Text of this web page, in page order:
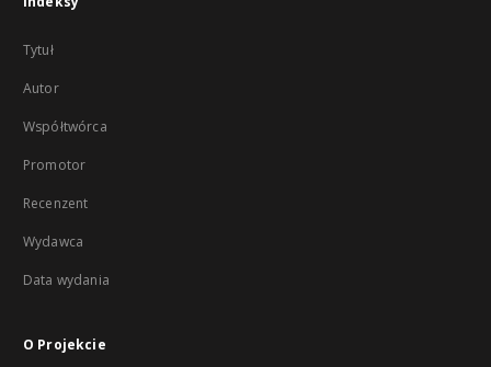
Tytuł
Autor
Współtwórca
Promotor
Recenzent
Wydawca
Data wydania
O Projekcie